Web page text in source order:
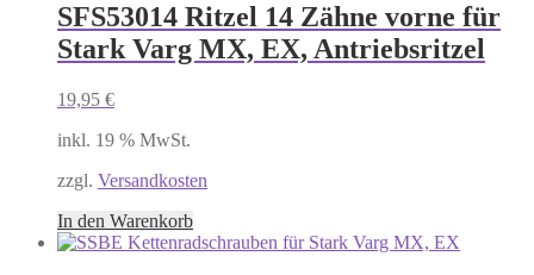
SFS53014 Ritzel 14 Zähne vorne für
Stark Varg MX, EX, Antriebsritzel
19,95 €
inkl. 19 % MwSt.
zzgl. Versandkosten
In den Warenkorb